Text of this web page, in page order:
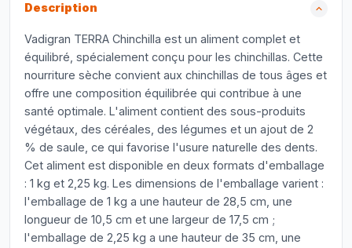
Description
Vadigran TERRA Chinchilla est un aliment complet et
équilibré, spécialement conçu pour les chinchillas. Cette
nourriture sèche convient aux chinchillas de tous âges et
offre une composition équilibrée qui contribue à une
santé optimale. L'aliment contient des sous-produits
végétaux, des céréales, des légumes et un ajout de 2
% de saule, ce qui favorise l'usure naturelle des dents.
Cet aliment est disponible en deux formats d'emballage
: 1 kg et 2,25 kg. Les dimensions de l'emballage varient :
l'emballage de 1 kg a une hauteur de 28,5 cm, une
longueur de 10,5 cm et une largeur de 17,5 cm ;
l'emballage de 2,25 kg a une hauteur de 35 cm, une